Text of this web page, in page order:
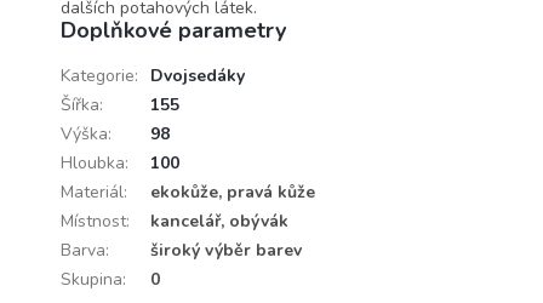
dalších potahových látek.
Doplňkové parametry
Kategorie:
Dvojsedáky
Šířka:
155
Výška:
98
Hloubka:
100
Materiál:
ekokůže, pravá kůže
Místnost:
kancelář, obývák
Barva:
široký výběr barev
Skupina: 0